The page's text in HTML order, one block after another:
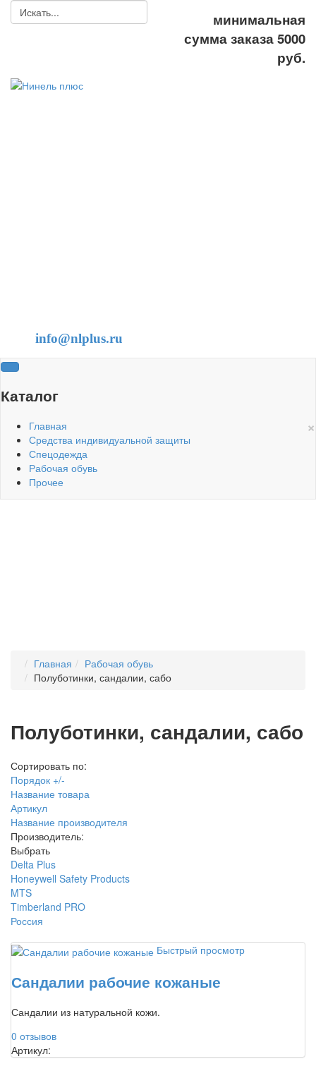
минимальная
сумма заказа 5000
руб.
info@nlplus.ru
Каталог
×
Главная
Средства индивидуальной защиты
Спецодежда
Рабочая обувь
Прочее
Главная
Рабочая обувь
Полуботинки, сандалии, сабо
Полуботинки, сандалии, сабо
Сортировать по:
Порядок +/-
Название товара
Артикул
Название производителя
Производитель:
Выбрать
Delta Plus
Honeywell Safety Products
MTS
Timberland PRO
Россия
Быстрый просмотр
Сандалии рабочие кожаные
Сандалии из натуральной кожи.
0 отзывов
Артикул: